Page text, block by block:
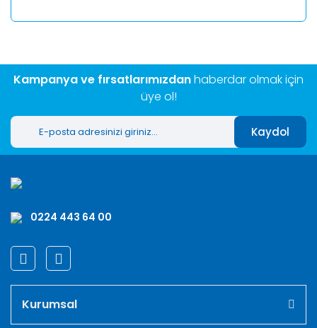
Kampanya ve fırsatlarımızdanhaberdar olmak için
üye ol!
Kaydol
0224 443 64 00
Kurumsal